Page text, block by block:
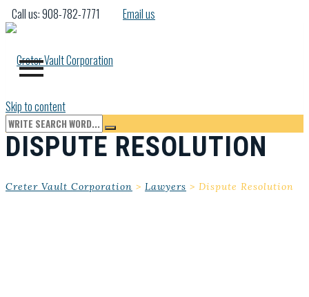
Call us: 908-782-7771 Email us
Skip to content
DISPUTE RESOLUTION
Creter Vault Corporation > Lawyers > Dispute Resolution